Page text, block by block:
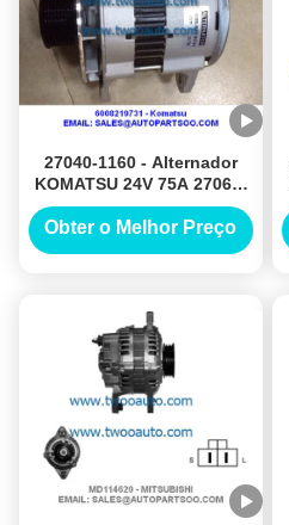
27040-1160 - Alternador
KOMATSU 24V 75A 27060-
1360
Obter o Melhor Preço